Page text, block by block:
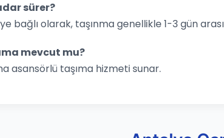
sürer?
bağlı olarak, taşınma genellikle 1-3 gün
mevcut mu?
asansörlü taşıma hizmeti sunar.